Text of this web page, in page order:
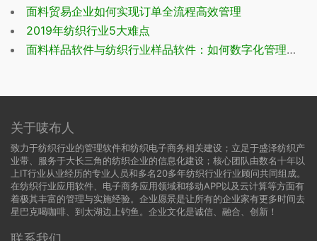
面料贸易企业如何实现订单全流程高效管理
2019年纺织行业5大难点
面料样品软件与纺织行业样品软件：如何数字化管理，降本增效？
关于唛布人
致力于纺织行业的管理软件和纺织电子商务相关建设；立足于盛泽纺织产
业带、服务于大长三角的纺织企业的信息化建设；核心团队由数名十年以
上IT行业从业经历的专业人员和多名20多年纺织行业行业顾问共同组成。
在纺织行业应用软件、电子商务应用领域和移动APP以及云计算等方面有
着极其丰富的管理与实施经验。企业愿景是让所有的企业家有更多时间去
星巴克喝咖啡、到太湖边上钓鱼。企业文化是诚信、融合、创新！